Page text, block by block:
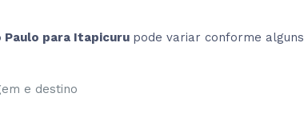
para Itapicuru pode variar conforme alguns
e destino